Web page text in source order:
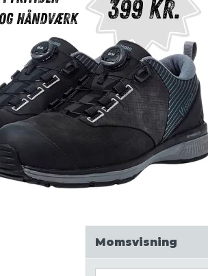
Momsvisning